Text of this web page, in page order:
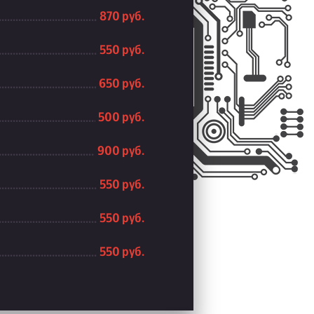
870 руб.
550 руб.
650 руб.
500 руб.
900 руб.
550 руб.
550 руб.
550 руб.